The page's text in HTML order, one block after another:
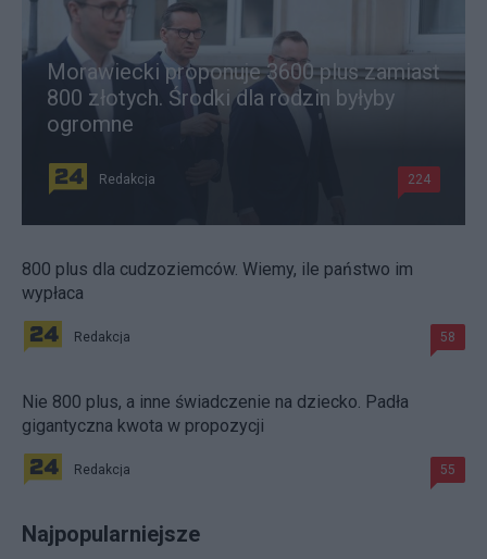
Morawiecki proponuje 3600 plus zamiast
800 złotych. Środki dla rodzin byłyby
ogromne
Redakcja 224
800 plus dla cudzoziemców. Wiemy, ile państwo im
wypłaca
Redakcja 58
Nie 800 plus, a inne świadczenie na dziecko. Padła
gigantyczna kwota w propozycji
Redakcja 55
Najpopularniejsze